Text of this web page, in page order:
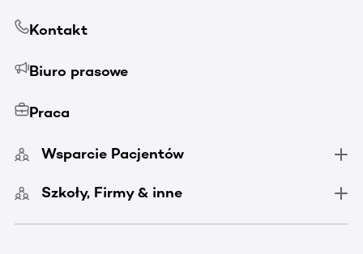
Kontakt
Biuro prasowe
Praca
Wsparcie Pacjentów
Szkoły, Firmy & inne